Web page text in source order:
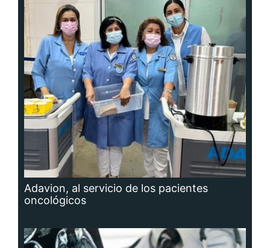
Adavion, al servicio de los pacientes
oncológicos